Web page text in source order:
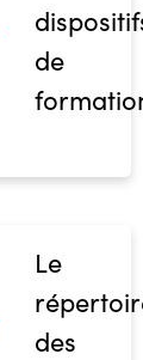
de
Le
des